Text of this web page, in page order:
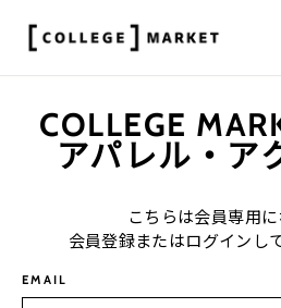
content
COLLEGE
アパレル・ア
こちらは会員専用に
会員登録またはログインし
EMAIL